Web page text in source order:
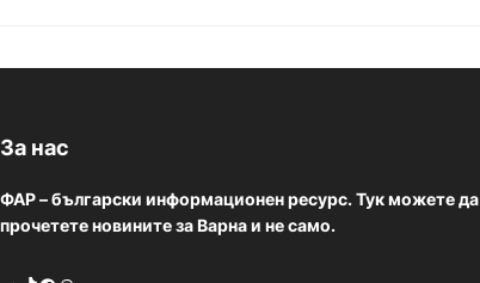
За нас
ФАР – български информационен ресурс. Тук можете да
прочетете новините за Варна и не само.